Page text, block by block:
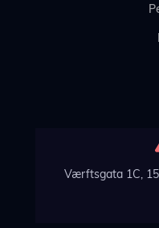
Værftsgata 1C,